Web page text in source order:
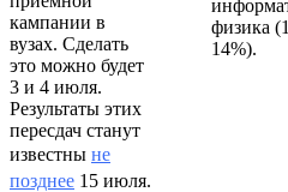
кампании в
вузах. Сделать
это можно будет
3 и 4 июля.
Результаты этих
пересдач станут
известны не
позднее 15 июля.
физика
14%).